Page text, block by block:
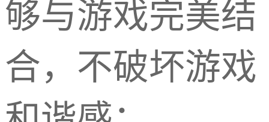
够与游戏完美结
合，不破坏游戏